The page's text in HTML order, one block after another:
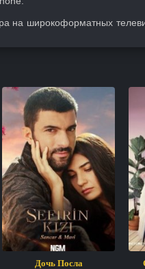
на широкоформатных
Дочь Посла